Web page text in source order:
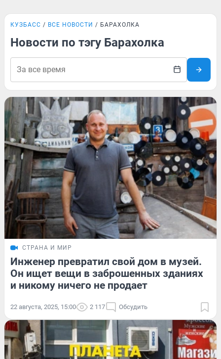
КУЗБАСС ВСЕ НОВОСТИ БАРАХОЛКА
Новости по тэгу Барахолка
СТРАНА И МИР
Инженер превратил свой дом в музей.
Он ищет вещи в заброшенных зданиях
и никому ничего не продает
22 августа, 2025, 15:00 2 117 Обсудить